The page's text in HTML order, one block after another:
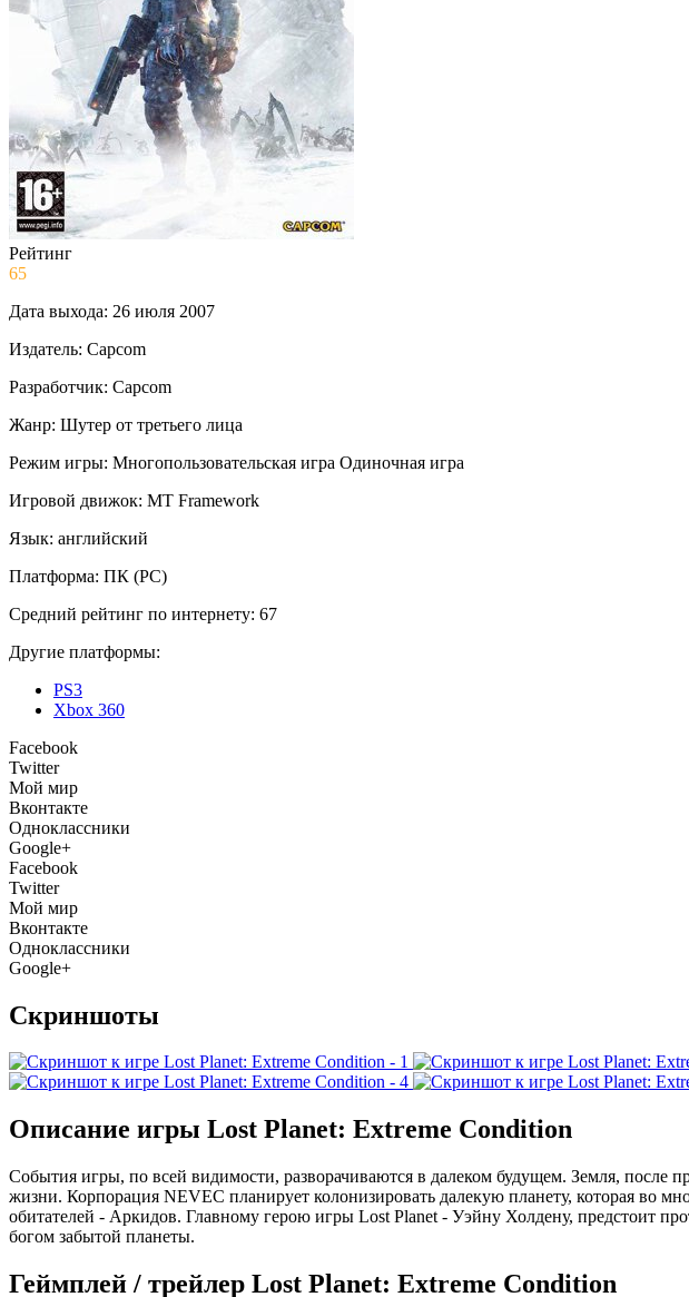
Рейтинг
65
Дата выхода: 26 июля 2007
Издатель: Capcom
Разработчик: Capcom
Жанр: Шутер от третьего лица
Режим игры: Многопользовательская игра Одиночная игра
Игровой движок: MT Framework
Язык: английский
Платформа: ПК (PC)
Средний рейтинг по интернету: 67
Другие платформы:
PS3
Xbox 360
Facebook
Twitter
Мой мир
Вконтакте
Одноклассники
Google+
Facebook
Twitter
Мой мир
Вконтакте
Одноклассники
Google+
Скриншоты
Описание игры Lost Planet: Extreme Condition
События игры, по всей видимости, разворачиваются в далеком будущем. Земля, после
жизни. Корпорация NEVEC планирует колонизировать далекую планету, которая во
обитателей - Аркидов. Главному герою игры Lost Planet - Уэйну Холдену, предстоит
богом забытой планеты.
Геймплей / трейлер Lost Planet: Extreme Condition